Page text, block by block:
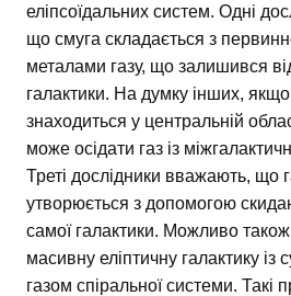
еліпсоїдальних систем. Одні
що смуга складається з
металами газу, що залишився
галактики. На думку інших, якщо
знаходиться у центральній
може осідати газ із
Треті дослідники вважають, що
утворюється з допомогою
самої галактики. Можливо
масивну еліптичну галактику із
газом спіральної системи. Такі